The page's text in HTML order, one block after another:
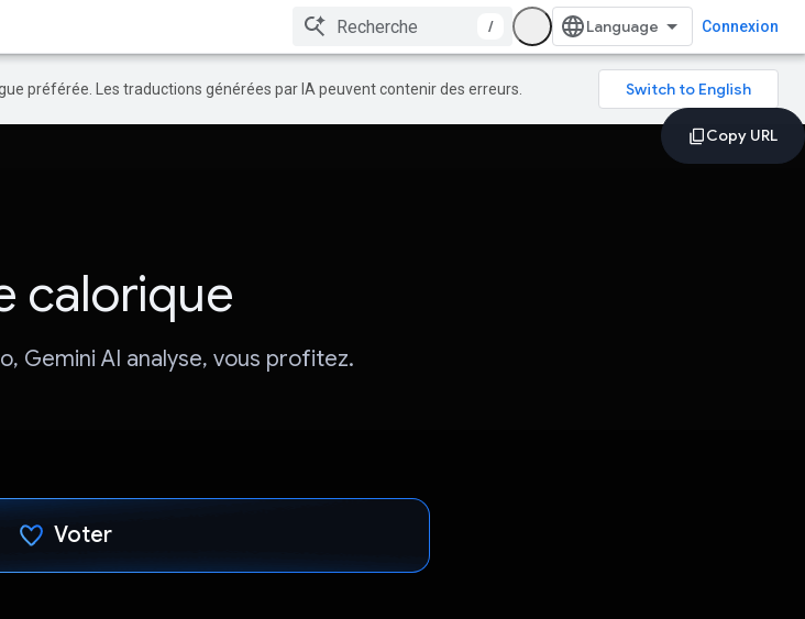
/ Connexion
préférée. Les traductions générées par IA peuvent contenir des erreurs.
calorique
Gemini AI analyse, vous profitez.
Voter